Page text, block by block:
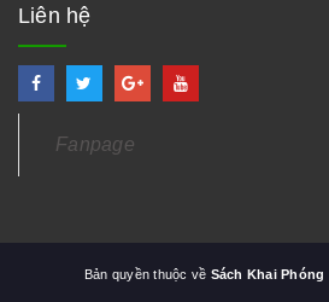
Liên hệ
Fanpage
Bản quyền thuộc về Sách Khai Phóng